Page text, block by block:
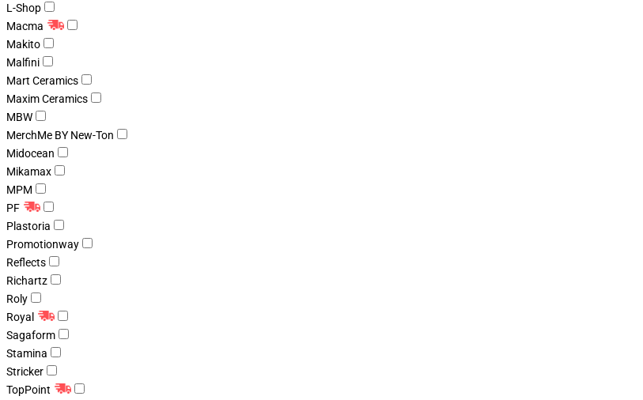
L-Shop
Macma
Makito
Malfini
Mart Ceramics
Maxim Ceramics
MBW
MerchMe BY New-Ton
Midocean
Mikamax
MPM
PF
Plastoria
Promotionway
Reflects
Richartz
Roly
Royal
Sagaform
Stamina
Stricker
TopPoint